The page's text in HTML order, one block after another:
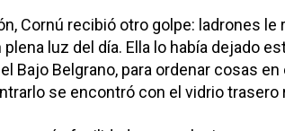
Cornú recibió otro golpe: ladrones le
luz del día. Ella lo había dejado
Bajo Belgrano, para ordenar cosas en
se encontró con el vidrio trasero